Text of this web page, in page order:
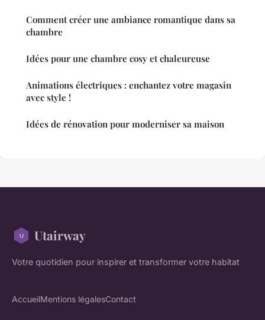
Comment créer une ambiance romantique dans sa
chambre
Idées pour une chambre cosy et chaleureuse
Animations électriques : enchantez votre magasin
avec style !
Idées de rénovation pour moderniser sa maison
Utairway
Votre quotidien pour inspirer et transformer votre habitat
AccueilMentions légalesContact